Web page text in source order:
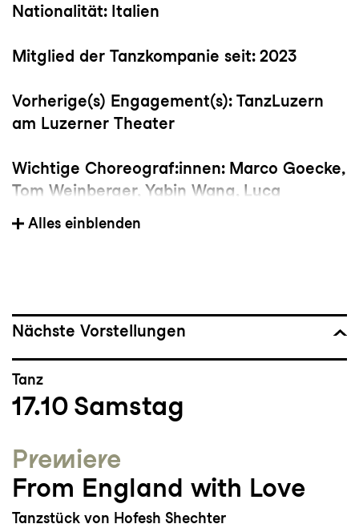
Nationalität: Italien
Mitglied der Tanzkompanie seit: 2023
Vorherige(s) Engagement(s): TanzLuzern
am Luzerner Theater
Wichtige Choreograf:innen: Marco Goecke,
Tom Weinberger, Yabin Wang, Luca
Signoretti, Lucinda Childs
Shechter, LOVE von Club Guy und Roni.
Studium/Ausbildung: Bachelor of Dance
(BA) an der Codarts Rotterdam
Recherchebeitrag für das Projekt “the
game of the choreographer(s) in
Rotterdam (NL)
Alles einblenden
Nächste Vorstellungen
Tanz
17.10 Samstag
Premiere
From England with Love
Tanzstück von Hofesh Shechter